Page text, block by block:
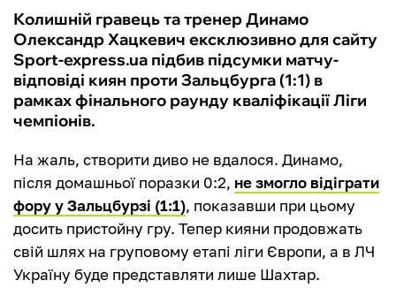
Колишній гравець та тренер Динамо
Олександр Хацкевич ексклюзивно для сайту
Sport-express.ua підбив підсумки матчу-
відповіді киян проти Зальцбурга (1:1) в
рамках фінального раунду кваліфікації Ліги
чемпіонів.
На жаль, створити диво не вдалося. Динамо,
після домашньої поразки 0:2, не змогло відіграти
фору у Зальцбурзі (1:1), показавши при цьому
досить пристойну гру. Тепер кияни продовжать
свій шлях на груповому етапі ліги Європи, а в ЛЧ
Україну буде представляти лише Шахтар.